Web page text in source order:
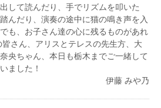
して読んだり、手でリズムを叩いた
んだり、演奏の途中に猫の鳴き声を入
も、お子さん達の心に残るものがあれ
さん、アリスとテレスの先生方、大
央ちゃん、本日も栃木までご一緒して
ました！
伊藤 みや乃